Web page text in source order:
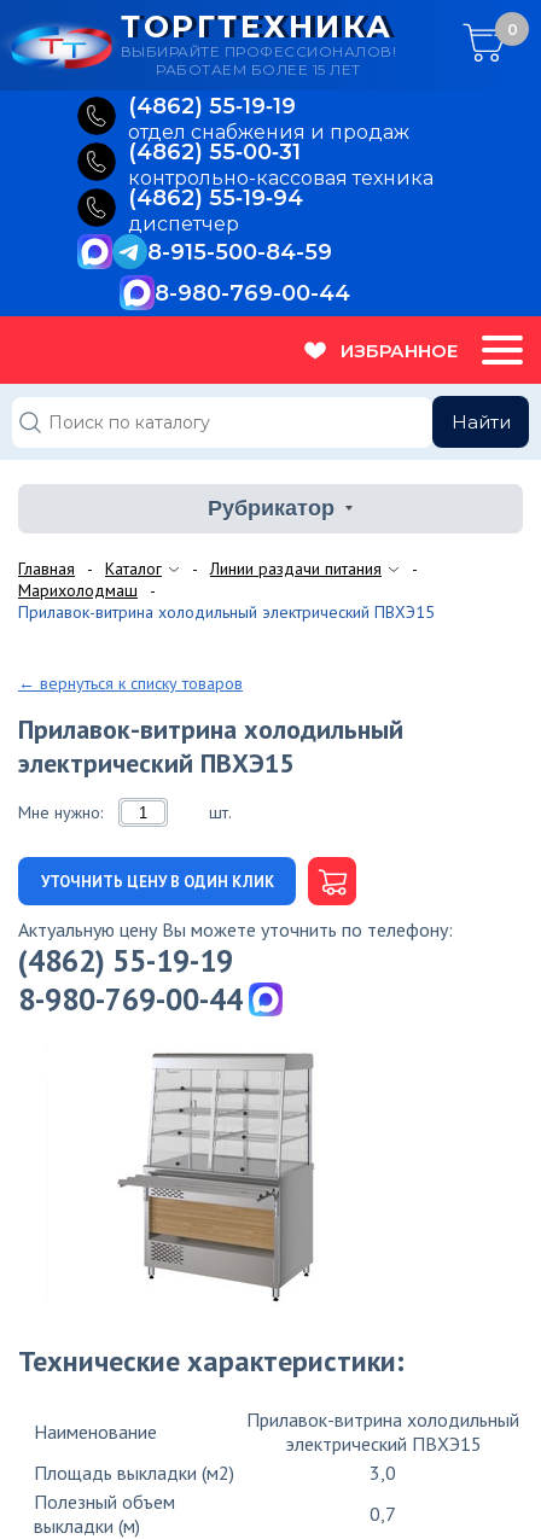
(4862) 55‑19‑19
отдел снабжения и продаж
(4862) 55‑00‑31
контрольно-кассовая техника
(4862) 55‑19‑94
диспетчер
8-915-500-84-59
8-980-769-00-44
ТОРГТЕХНИКА
ВЫБИРАЙТЕ ПРОФЕССИОНАЛОВ!
РАБОТАЕМ БОЛЕЕ 15 ЛЕТ
0
ИЗБРАННОЕ
Найти
Рубрикатор
Главная Каталог
Линии раздачи питания
Марихолодмаш
Прилавок-витрина холодильный электрический ПВХЭ15
← вернуться к списку товаров
Прилавок-витрина холодильный
электрический ПВХЭ15
Мне нужно: шт.
УТОЧНИТЬ ЦЕНУ В ОДИН КЛИК
Актуальную цену Вы можете уточнить по телефону:
(4862) 55-19-19
8-980-769-00-44
Технические характеристики:
Наименование
Прилавок-витрина холодильный
электрический ПВХЭ15
Площадь выкладки (м2)
3,0
Полезный объем
выкладки (м)
0,7